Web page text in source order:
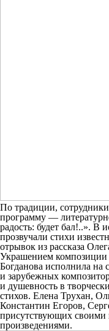
По традиции,
программу —
радость: будет бал!..». В
прозвучали стихи
отрывок из рассказа
Украшением
Богданова исполнила на
и зарубежных
и душевность в
стихов. Елена Трухан,
Константин Егоров,
присутствующих
произведениями.